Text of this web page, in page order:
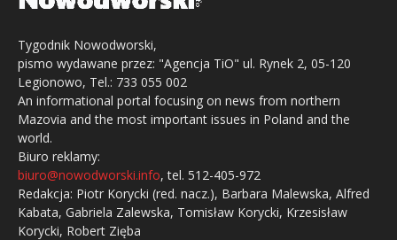
Tygodnik Nowodworski,
pismo wydawane przez: "Agencja TiO" ul. Rynek 2, 05-120
Legionowo, Tel.: 733 055 002
An informational portal focusing on news from northern
Mazovia and the most important issues in Poland and the
world.
Biuro reklamy:
biuro@nowodworski.info, tel. 512-405-972
Redakcja: Piotr Korycki (red. nacz.), Barbara Malewska, Alfred
Kabata, Gabriela Zalewska, Tomisław Korycki, Krzesisław
Korycki, Robert Zięba